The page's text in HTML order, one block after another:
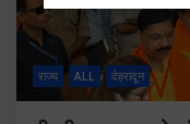
राज्य ALL देहरादून